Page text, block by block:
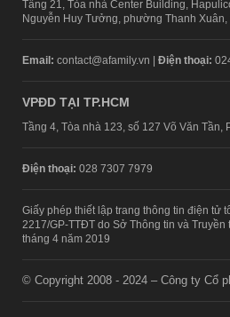
Tầng 21, Tòa nhà Center Building,
Nguyễn Huy Tưởng, phường Thanh Xuân,
Email: contact@afamily.vn | Điện thoại:
VPĐD TẠI TP.HCM
Tầng 4, Tòa nhà 123, số 127 Võ Văn Tần,
Điện thoại: 028 7307 7979
Giấy phép thiết lập trang thông tin điện tử
2217/GP-TTĐT do Sở Thông tin và
tháng 4 năm 2019
© Copyright 2008 - 2024 – Công ty Cổ